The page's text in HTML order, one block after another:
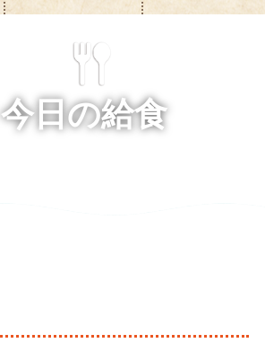
今日の給食